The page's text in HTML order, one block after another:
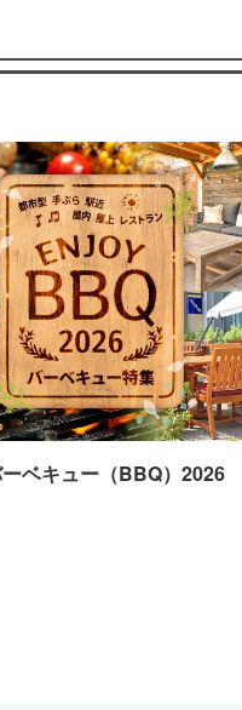
ベキュー（BBQ）2026